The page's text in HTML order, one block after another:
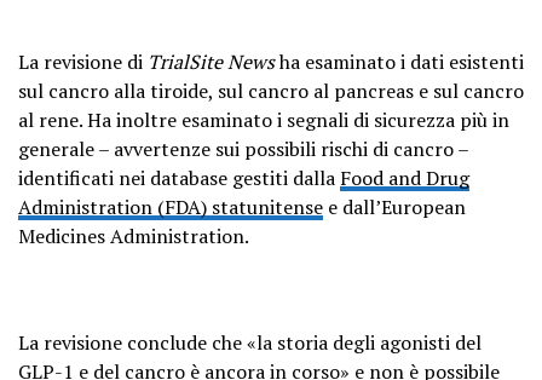
La revisione di TrialSite Newsha esaminato i dati esistenti
sul cancro alla tiroide, sul cancro al pancreas e sul cancro
al rene. Ha inoltre esaminato i segnali di sicurezza più in
generale – avvertenze sui possibili rischi di cancro –
identificati nei database gestiti dalla Food and Drug
Administration (FDA) statunitense e dall’European
Medicines Administration.
La revisione conclude che «la storia degli agonisti del
GLP-1 e del cancro è ancora in corso» e non è possibile